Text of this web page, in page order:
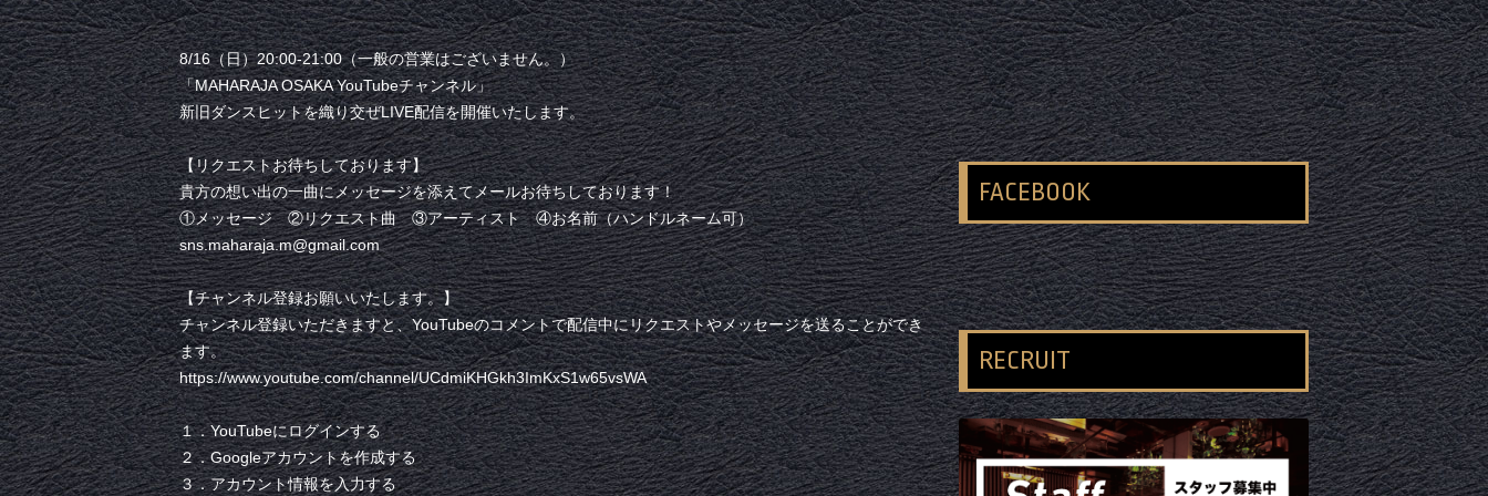
8/16（日）20:00-21:00（一般の営業はございません。）
「MAHARAJA OSAKA YouTubeチャンネル」
新旧ダンスヒットを織り交ぜLIVE配信を開催いたします。
【リクエストお待ちしております】
貴方の想い出の一曲にメッセージを添えてメールお待ちしております！
①メッセージ ②リクエスト曲 ③アーティスト ④お名前（ハンドルネーム可）
sns.maharaja.m@gmail.com
【チャンネル登録お願いいたします。】
チャンネル登録いただきますと、YouTubeのコメントで配信中にリクエストやメッセージを送ることができ
ます。
https://www.youtube.com/channel/UCdmiKHGkh3ImKxS1w65vsWA
１．YouTubeにログインする
２．Googleアカウントを作成する
３．アカウント情報を入力する
FACEBOOK
RECRUIT